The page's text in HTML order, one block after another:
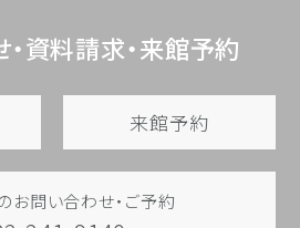
資料請求・来館予約
来館予約
お問い合わせ・ご予約